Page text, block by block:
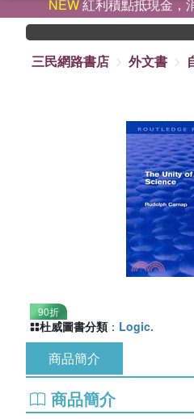
NEW紅利積點抵現金，
三民網路書店
外文書
90折
杜威圖書分類 ： Logic.
商品簡介
商品簡介